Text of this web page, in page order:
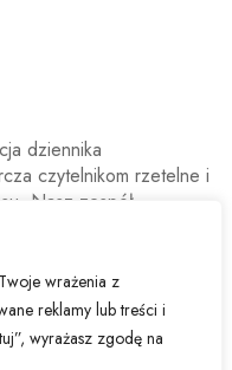
wrażenia z
reklamy lub treści i
wyrażasz zgodę na
dziennika
czytelnikom rzetelne i
Nasz zespół
ekonomicznych
rynkowe,
wpływ na polską i